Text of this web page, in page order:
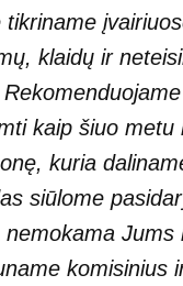
klaidų ir
kaip šiuo metu
kuria
siūlome
Jums
komisinius